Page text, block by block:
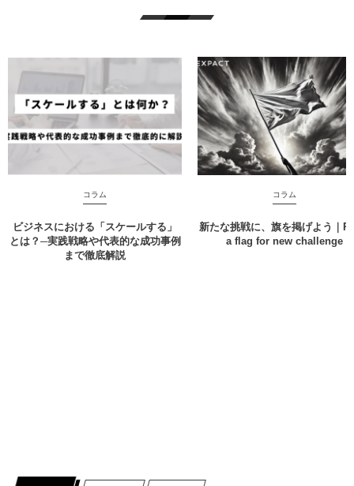
コラム
ビジネスにおける「スケールする」
とは？─実践戦略や代表的な成功事例
まで徹底解説
コラム
新たな挑戦に、旗を掲げよう｜
a flag for new challenge